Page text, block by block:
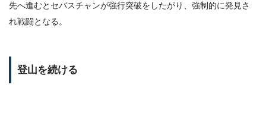
先へ進むとセバスチャンが強行突破をしたがり、強制的に発見さ
れ戦闘となる。
登山を続ける